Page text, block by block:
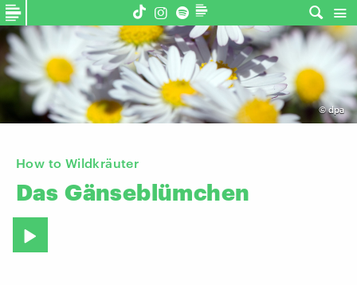
©dpa
How to Wildkräuter
Das Gänseblümchen